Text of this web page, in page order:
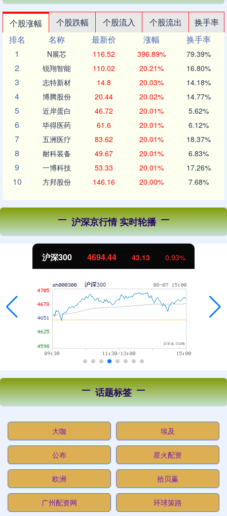
个股涨幅 个股跌幅 个股流入 个股流出
换手率
排名
名称 最新价 涨幅
换手率
1
N展芯 116.52 396.89% 79.39%
2 锐翔智能 110.02 20.21% 16.80%
3 志特新材 14.8 20.03% 14.18%
4 博腾股份 20.44 20.02% 14.77%
5 近岸蛋白 46.72 20.01% 5.62%
6 毕得医药 61.6 20.01% 6.12%
7 五洲医疗 83.62 20.01% 18.37%
8 耐科装备 49.67 20.01% 6.83%
9 一博科技 53.33 20.01% 17.26%
10 方邦股份 146.16 20.00% 7.68%
沪深京行情 实时轮播
北证50 1134.24 11.37 1.01%
话题标签
大咖 埃及
公布 星火配资
欧洲 拾贝赢
广州配资网 环球策路